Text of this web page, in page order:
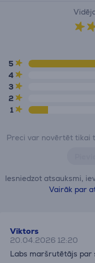
5
4
3
2
1
Preci var novērtēt tikai
Iesniedzot atsauksmi,
Vairāk par
Viktors
20.04.2026 12:20
Labs maršrutētājs par